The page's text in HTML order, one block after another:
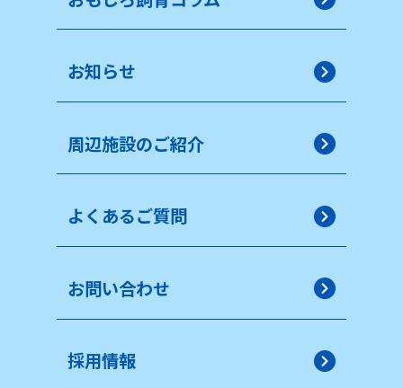
お知らせ
周辺施設のご紹介
よくあるご質問
お問い合わせ
採用情報